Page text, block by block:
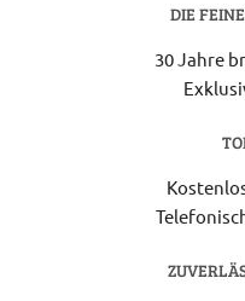
DIE
30 Jahre